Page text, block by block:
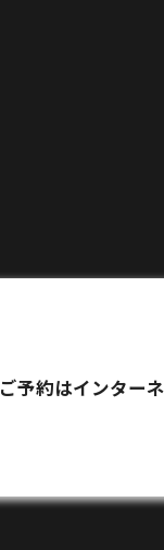
ご予約はインター